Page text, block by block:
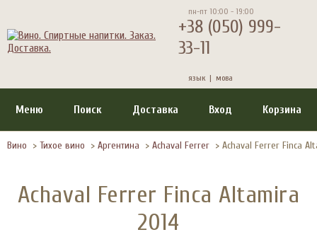
пн-пт 10:00 - 19:00
+38 (050) 999-
33-11
язык | мова
Меню Поиск Доставка Вход Корзина
Вино > Тихое вино > Аргентина > Achaval Ferrer > Achaval Ferrer Finca
Achaval Ferrer Finca Altamira
2014